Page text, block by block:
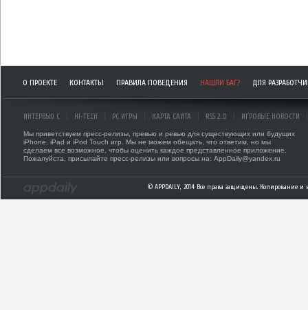
О ПРОЕКТЕ КОНТАКТЫ ПРАВИЛА ПОВЕДЕНИЯ НАШЛИ БАГ? ДЛЯ
ИНТЕРВЬЮ С HI-TECH PC ИГРЫ КАРТА САЙТА RSS 2.0 ИГРОВЫЕ НОВОСТИ
Мы приветствуем пресс-релизы, превью и ревью для существующих или будущих
iPhone, iPad и iPod Touch игр. Мы не можем обещать, что ответим, но мы
сделаем все возможное, чтобы оценить каждое представленное приложение.
Пожалуйста, присылайте пресс-релизы или вопросы на: AppDaily@yandex.ru
© APPDAILY, 2014 Все права защищены. Копирование и